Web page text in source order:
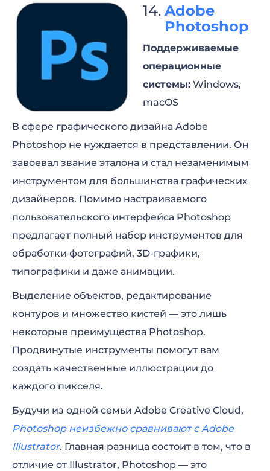
Adobe
Photoshop
Поддерживаемые
операционные
системы: Windows,
macOS
В сфере графического дизайна Adobe
Photoshop не нуждается в представлении. Он
завоевал звание эталона и стал незаменимым
инструментом для большинства графических
дизайнеров. Помимо настраиваемого
пользовательского интерфейса Photoshop
предлагает полный набор инструментов для
обработки фотографий, 3D-графики,
типографики и даже анимации.
Выделение объектов, редактирование
контуров и множество кистей — это лишь
некоторые преимущества Photoshop.
Продвинутые инструменты помогут вам
создать качественные иллюстрации до
каждого пикселя.
Будучи из одной семьи Adobe Creative Cloud,
Photoshop неизбежно сравнивают с Adobe
Illustrator. Главная разница состоит в том, что в
отличие от Illustrator, Photoshop — это